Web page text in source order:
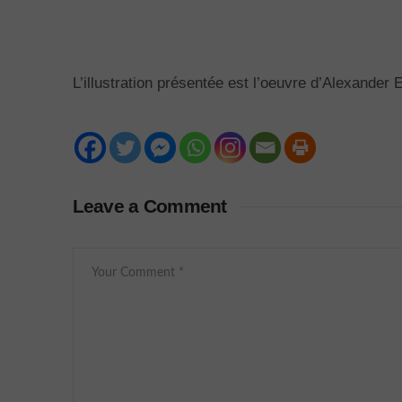
L’illustration présentée est l’oeuvre d’Alexander
Leave a Comment